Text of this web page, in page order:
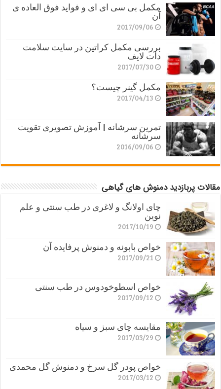
مکمل بی سی ای ای و فواید فوق العاده ی
آن
2017/09/06
بررسی مکمل کراتین در سایت سلامت
دات لایف
2017/07/30
مکمل گینر چیست؟
2017/04/13
تمرین سرشانه | آموزش تصویری تقویت
سرشانه
2016/09/06
مقالات پربازدید دمنوش های گیاهی
چای اولانگ و لاغری در طب سنتی و علم
نوین
2017/10/19
خواص بابونه و دمنوش پرفایده آن
2017/09/21
خواص اسطوخودوس در طب سنتی
2017/09/12
مقایسه چای سبز و سیاه
2017/03/29
خواص پودر گل سرخ و دمنوش گل محمدی
2017/03/12